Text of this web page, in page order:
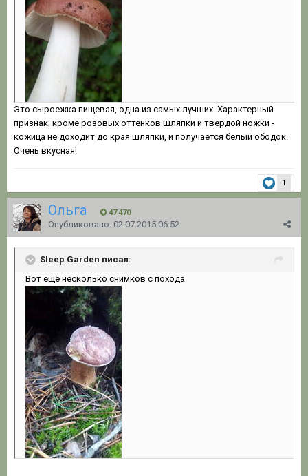
Это сыроежка пищевая, одна из самых лучших. Характерный
признак, кроме розовых оттенков шляпки и твердой ножки -
кожица не доходит до края шляпки, и получается белый ободок.
Очень вкусная!
1
Ольга 47 470
Опубликовано: 02.07.2015 06:52
Sleep Garden писал:
Вот ещё несколько снимков с похода